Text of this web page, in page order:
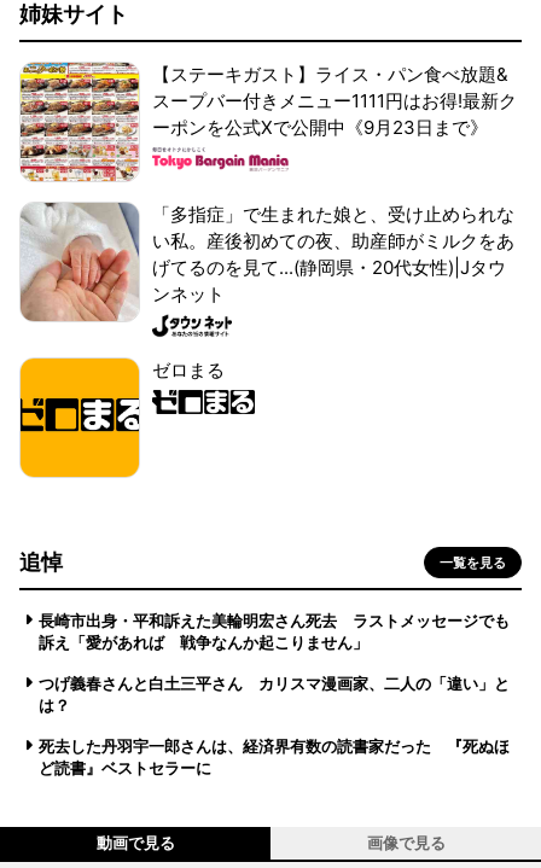
姉妹サイト
【ステーキガスト】ライス・パン食べ放題&
スープバー付きメニュー1111円はお得!最新ク
ーポンを公式Xで公開中《9月23日まで》
「多指症」で生まれた娘と、受け止められな
い私。産後初めての夜、助産師がミルクをあ
げてるのを見て...(静岡県・20代女性)|Jタウ
ンネット
ゼロまる
追悼 一覧を見る
長崎市出身・平和訴えた美輪明宏さん死去 ラストメッセージでも
訴え「愛があれば 戦争なんか起こりません」
つげ義春さんと白土三平さん カリスマ漫画家、二人の「違い」と
は？
死去した丹羽宇一郎さんは、経済界有数の読書家だった 『死ぬほ
ど読書』ベストセラーに
動画で見る 画像で見る